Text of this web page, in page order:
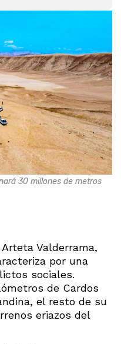
30 millones de metros
Valderrama,
por una
sociales.
de Cardos
el resto de su
eriazos del